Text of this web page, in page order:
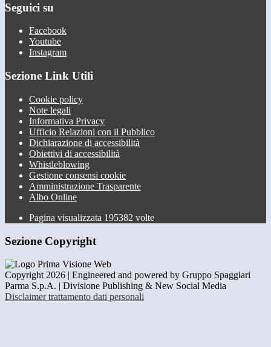
Seguici su
Facebook
Youtube
Instagram
Sezione Link Utili
Cookie policy
Note legali
Informativa Privacy
Ufficio Relazioni con il Pubblico
Dichiarazione di accessibilità
Obiettivi di accessibilità
Whistleblowing
Gestione consensi cookie
Amministrazione Trasparente
Albo Online
Pagina visualizzata 195382 volte
Sezione Copyright
Copyright 2026 | Engineered and powered by Gruppo Spaggiari
Parma S.p.A. | Divisione Publishing & New Social Media
Disclaimer trattamento dati personali